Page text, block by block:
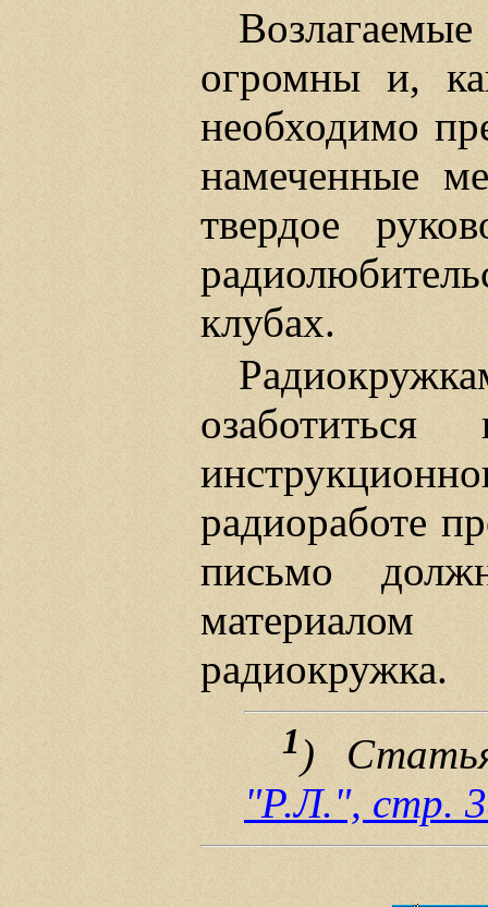
огромны и,
необходимо
намеченные
твердое
клубах.
озаботиться
радиоработе
письмо
радиокружка.
1 )
"Р.Л.", стр.